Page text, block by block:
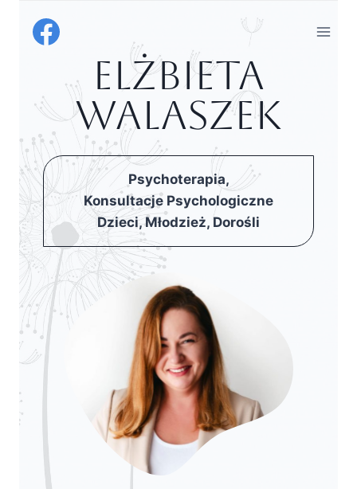
Elżbieta
Walaszek
Psychoterapia,
Konsultacje Psychologiczne
Dzieci, Młodzież, Dorośli